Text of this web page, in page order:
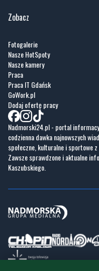
Zobacz
Fotogalerie
Nasze HotSpoty
Nasze kamery
Praca
Praca IT Gdańsk
GoWork.pl
Dodaj ofertę pracy
Nadmorski24.pl - portal
codzienna dawka najnowszych
społeczne, kulturalne i sportowe
Zawsze sprawdzone i aktualne
Kaszubskiego.